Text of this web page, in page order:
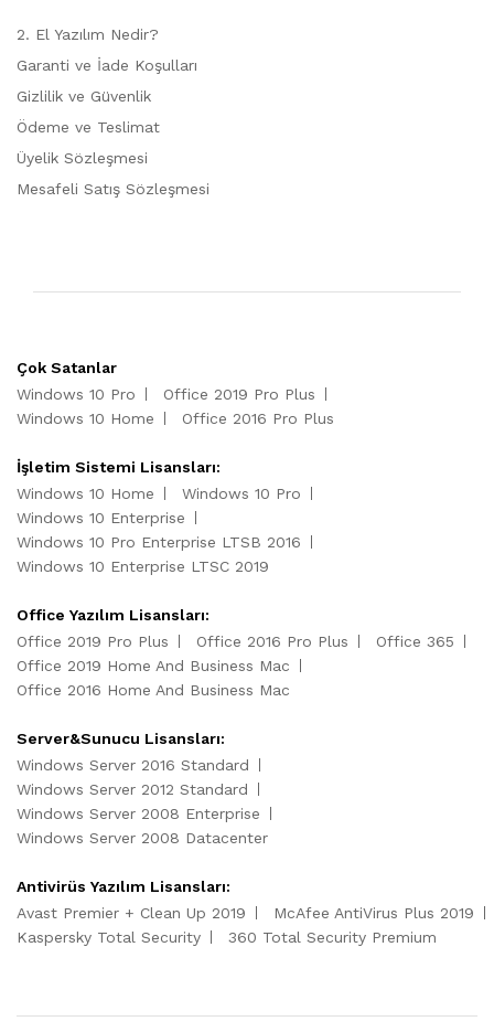
2. El Yazılım Nedir?
Garanti ve İade Koşulları
Gizlilik ve Güvenlik
Ödeme ve Teslimat
Üyelik Sözleşmesi
Mesafeli Satış Sözleşmesi
Çok Satanlar
Windows 10 Pro
Office 2019 Pro Plus
Windows 10 Home
Office 2016 Pro Plus
İşletim Sistemi Lisansları:
Windows 10 Home
Windows 10 Pro
Windows 10 Enterprise
Windows 10 Pro Enterprise LTSB 2016
Windows 10 Enterprise LTSC 2019
Office Yazılım Lisansları:
Office 2019 Pro Plus
Office 2016 Pro Plus
Office 365
Office 2019 Home And Business Mac
Office 2016 Home And Business Mac
Server&Sunucu Lisansları:
Windows Server 2016 Standard
Windows Server 2012 Standard
Windows Server 2008 Enterprise
Windows Server 2008 Datacenter
Antivirüs Yazılım Lisansları:
Avast Premier + Clean Up 2019
McAfee AntiVirus Plus 2019
Kaspersky Total Security
360 Total Security Premium